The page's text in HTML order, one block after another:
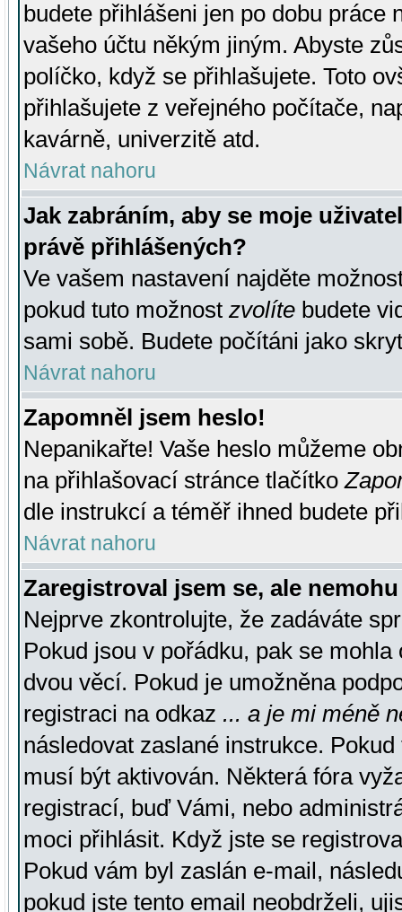
budete přihlášeni jen po dobu práce
vašeho účtu někým jiným. Abyste
políčko, když se přihlašujete. Toto
přihlašujete z veřejného počítače,
kavárně, univerzitě atd.
Návrat nahoru
Jak zabráním, aby se moje
právě přihlášených?
Ve vašem nastavení najděte
pokud tuto možnost zvolíte budete
sami sobě. Budete počítáni jako
Návrat nahoru
Zapomněl jsem heslo!
Nepanikařte! Vaše heslo můžeme
na přihlašovací stránce tlačítko
dle instrukcí a téměř ihned budete
Návrat nahoru
Zaregistroval jsem se, ale
Nejprve zkontrolujte, že zadáváte
Pokud jsou v pořádku, pak se
dvou věcí. Pokud je umožněna
registraci na odkaz ... a je mi méně
následovat zaslané instrukce.
musí být aktivován. Některá fóra
registrací, buď Vámi, nebo
moci přihlásit. Když jste se
Pokud vám byl zaslán e-mail,
pokud jste tento email neobdrželi,